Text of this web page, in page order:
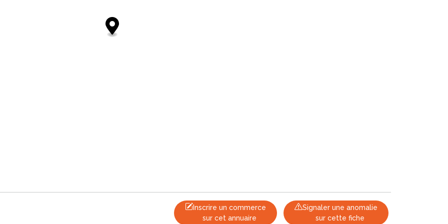
Inscrire un commerce
sur cet annuaire
Signaler une anomalie
sur cette fiche